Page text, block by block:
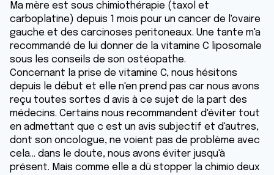
Ma mère est sous chimiothérapie (taxol et
carboplatine) depuis 1 mois pour un cancer de l'ovaire
gauche et des carcinoses peritoneaux. Une tante m'a
recommandé de lui donner de la vitamine C liposomale
sous les conseils de son ostéopathe.
Concernant la prise de vitamine C, nous hésitons
depuis le début et elle n'en prend pas car nous avons
reçu toutes sortes d avis à ce sujet de la part des
médecins. Certains nous recommandent d'éviter tout
en admettant que c est un avis subjectif et d'autres,
dont son oncologue, ne voient pas de problème avec
cela... dans le doute, nous avons éviter jusqu'à
présent. Mais comme elle a dû stopper la chimio deux